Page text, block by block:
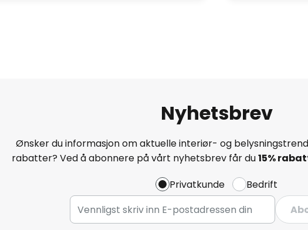
Nyhetsbrev
Ønsker du informasjon om aktuelle interiør- og
rabatter? Ved å abonnere på vårt nyhetsbrev får du15%
Privatkunde
Bedrift